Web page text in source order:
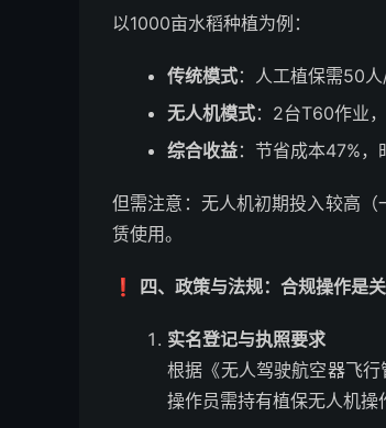
以1000亩水稻种植为例：
传统模式：人工植保需50
无人机模式：2台T60作业
综合收益：节省成本47%，
但需注意：无人机初期投入较高
赁使用。
❗ 四、政策与法规：合规操作是
实名登记与执照要求
根据《无人驾驶航空器飞
操作员需持有植保无人机